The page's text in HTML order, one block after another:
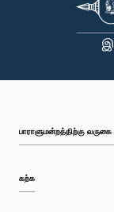
பாராளுமன்றத்திற்கு
கற்க